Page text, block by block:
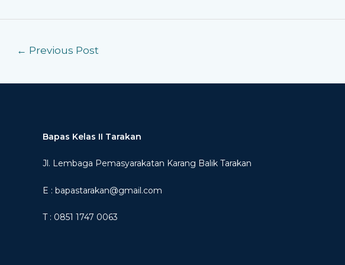
← Previous Post
Bapas Kelas II Tarakan
Jl. Lembaga Pemasyarakatan Karang Balik Tarakan
E : bapastarakan@gmail.com
T : 0851 1747 0063